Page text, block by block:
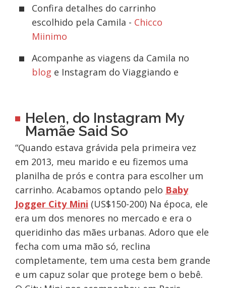
Confira detalhes do carrinho
escolhido pela Camila - Chicco
Miinimo
Acompanhe as viagens da Camila no
blog e Instagram do Viaggiando e
Helen, do Instagram My
Mamãe Said So
“Quando estava grávida pela primeira vez
em 2013, meu marido e eu fizemos uma
planilha de prós e contra para escolher um
carrinho. Acabamos optando pelo Baby
Jogger City Mini (US$150-200) Na época, ele
era um dos menores no mercado e era o
queridinho das mães urbanas. Adoro que ele
fecha com uma mão só, reclina
completamente, tem uma cesta bem grande
e um capuz solar que protege bem o bebê.